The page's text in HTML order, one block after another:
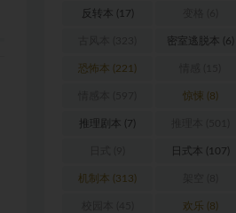
反转本 (17)
密室逃脱本 (6)
恐怖本 (221)
惊悚 (8)
推理剧本 (7)
日式本 (107)
机制本 (313)
欢乐 (8)